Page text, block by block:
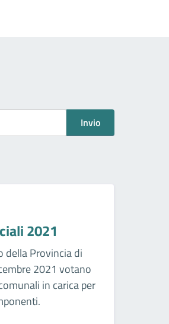
Invio
2021
della Provincia di
2021 votano
in carica per